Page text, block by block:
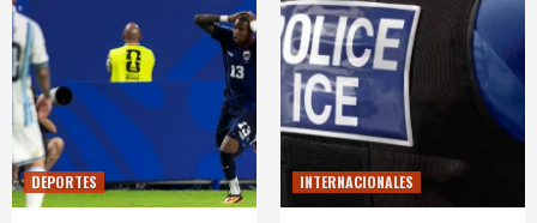
DEPORTES INTERNACIONALES